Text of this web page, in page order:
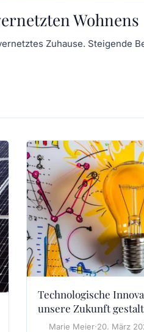
Wohnens
Zuhause. Steigende
Technologische
unsere Zukunft
Marie Meier·20. März